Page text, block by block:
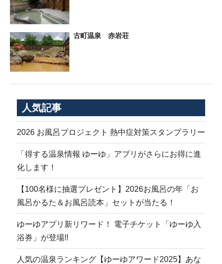
古町温泉 赤岩荘
人気記事
2026 お風呂プロジェクト 熱中症対策スタンプラリー
「得する温泉情報 ゆーゆ」アプリがさらにお得に進
化します！
【100名様に抽選プレゼント】2026お風呂の年「お
風呂かるた＆お風呂読本」セットが当たる！
ゆーゆアプリ新リワード！ 電子チケット「ゆーゆ入
浴券」が登場!!
人気の温泉ランキング【ゆーゆアワード2025】あな